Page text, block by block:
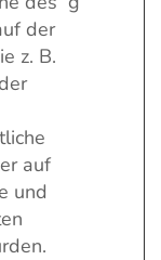
der
z. B.
auf
und